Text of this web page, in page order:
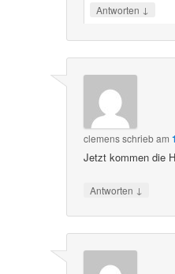
Antworten ↓
clemensschriebam
Jetzt kommen die
Antworten ↓